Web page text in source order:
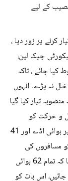
کے لیے
کرنے پر زور دیا ،
چیک لین،
جائے ، تاکہ
نہ پڑے۔ انہوں
تیار کیا گیا
و حرکت کو
یقینی بنایا گیا ہے۔شاہ نے ہدایت کی کہ 21 زیر تعمیر ہوائی اڈے اور 41
مسافروں کی
آمدورفت کی بنیاد پر ترجیح دی جائے۔ انہوں نے کہا کہ تمام 62 ہوائی
اس بات کو